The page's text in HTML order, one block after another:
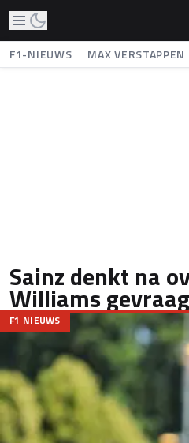
F1-NIEUWS MAX VERSTAPPEN
Sainz denkt na
Williams
F1 NIEUWS